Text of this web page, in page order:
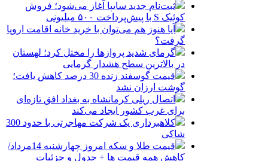
ثبت‌نام جدید سایپا آغاز می‌شود؛ فروش
کوئیک S با پیش‌پرداخت ۵۰۰ میلیونی
آیا هنوز هم می‌توان با خرید خانه اقامت اروپا
گرفت؟
گرمای شدید پروازها را مختل کرد؛ لهستان
در بالاترین سطح هشدار گرمایی
قیمت گوسفند زنده 30 درصد کاهش یافت؛
گوشت ارزان نشد
اتصال ریلی کرمانشاه به بغداد افق تازه‌ای
برای غرب کشور ایجاد می‌کند
کلاهبرداری یک شرکت مهاجرتی با حدود 300
شاکی
قیمت طلا و سکه امروز چهارشنبه 14مرداد/
کاهش همه قیمت ها + جدول و جزئیات